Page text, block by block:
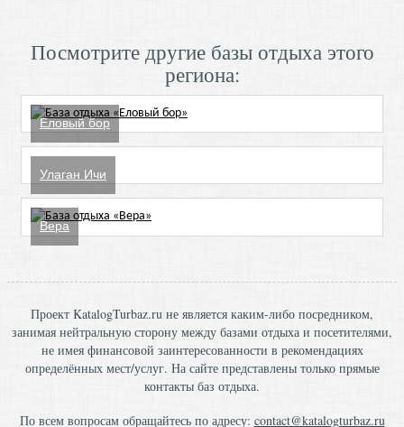
Посмотрите другие базы отдыха этого
региона:
Еловый бор
Улаган Ичи
Вера
Проект KatalogTurbaz.ru не является каким-либо посредником,
занимая нейтральную сторону между базами отдыха и посетителями,
не имея финансовой заинтересованности в рекомендациях
определённых мест/услуг. На сайте представлены только прямые
контакты баз отдыха.
По всем вопросам обращайтесь по адресу: contact@katalogturbaz.ru